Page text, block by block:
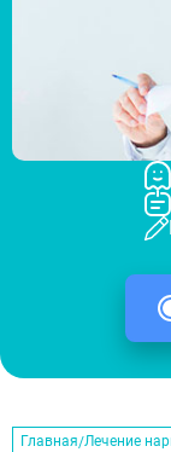
Главная Лечение